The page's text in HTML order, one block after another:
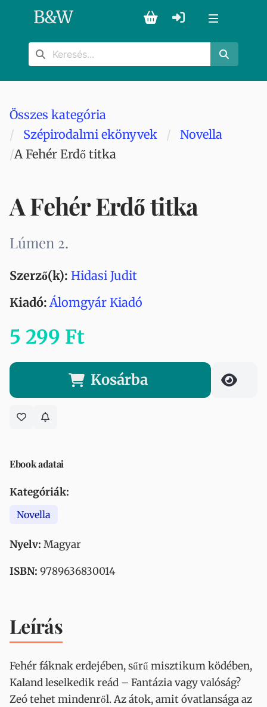
B&W
Összes kategória
Szépirodalmi ekönyvek
Novella
A Fehér Erdő titka
A Fehér Erdő titka
Lúmen 2.
Szerző(k): Hidasi Judit
Kiadó: Álomgyár Kiadó
5 299 Ft
Kosárba
Ebook adatai
Kategóriák:
Novella
Nyelv: Magyar
ISBN: 9789636830014
Leírás
Fehér fáknak erdejében, sűrű misztikum ködében,
Kaland leselkedik reád – Fantázia vagy valóság?
Zeó tehet mindenről. Az átok, amit óvatlansága az